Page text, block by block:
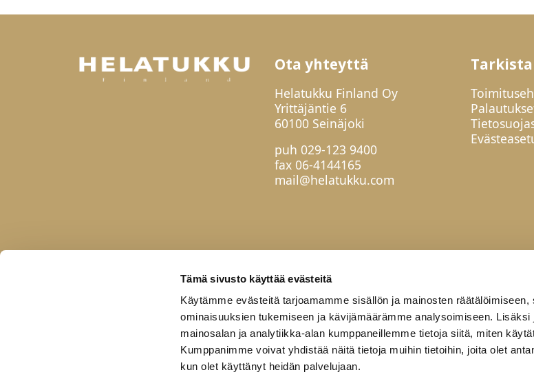
Tämä sivusto käyttää evästeitä
Käytämme evästeitä tarjoamamme sisällön ja mainosten räätälöimiseen,
ominaisuuksien tukemiseen ja kävijämäärämme analysoimiseen.
mainosalan ja analytiikka-alan kumppaneillemme tietoja siitä, miten
Kumppanimme voivat yhdistää näitä tietoja muihin tietoihin, joita olet
kun olet käyttänyt heidän palvelujaan.
Ota yhteyttä
Helatukku Finland Oy
Yrittäjäntie 6
60100 Seinäjoki
puh 029-123 9400
fax 06-4144165
mail@helatukku.com
Uutuudet Yhteistyökumppanit